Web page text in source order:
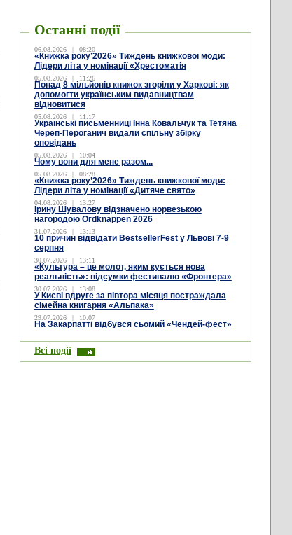
Останні події
06.08.2026 | 08:20
«Книжка року’2026» Тиждень книжкової моди:
Лідери літа у номінації «Хрестоматія
05.08.2026 | 11:26
Понад 8 мільйонів книжок згоріли у Харкові: як
допомогти українським видавництвам
відновитися
05.08.2026 | 11:17
Українські письменниці Інна Ковальчук та Тетяна
Череп-Пероганич видали спільну збірку
оповідань
05.08.2026 | 10:04
Чому вони для мене разом...
05.08.2026 | 08:28
«Книжка року’2026» Тиждень книжкової моди:
Лідери літа у номінації «Дитяче свято»
04.08.2026 | 13:27
Ірину Шувалову відзначено норвезькою
нагородою Ordknappen 2026
31.07.2026 | 13:13
10 причин відвідати BestsellerFest у Львові 7-9
серпня
30.07.2026 | 13:11
«Культура – це молот, яким кується нова
реальність»: підсумки фестивалю «Фронтера»
30.07.2026 | 13:08
У Києві вдруге за півтора місяця постраждала
сімейна книгарня «Альпака»
29.07.2026 | 10:07
На Закарпатті відбувся сьомий «Чендей-фест»
Всі події